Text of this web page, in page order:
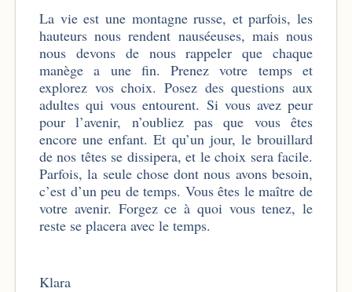
La vie est une montagne russe, et parfois, les
hauteurs nous rendent nauséeuses, mais nous
nous devons de nous rappeler que chaque
manège a une fin. Prenez votre temps et
explorez vos choix. Posez des questions aux
adultes qui vous entourent. Si vous avez peur
pour l’avenir, n’oubliez pas que vous êtes
encore une enfant. Et qu’un jour, le brouillard
de nos têtes se dissipera, et le choix sera facile.
Parfois, la seule chose dont nous avons besoin,
c’est d’un peu de temps. Vous êtes le maître de
votre avenir. Forgez ce à quoi vous tenez, le
reste se placera avec le temps.
Klara